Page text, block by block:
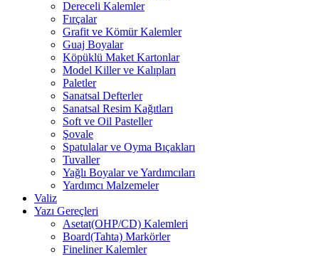
Dereceli Kalemler
Fırçalar
Grafit ve Kömür Kalemler
Guaj Boyalar
Köpüklü Maket Kartonlar
Model Killer ve Kalıpları
Paletler
Sanatsal Defterler
Sanatsal Resim Kağıtları
Soft ve Oil Pasteller
Şovale
Spatulalar ve Oyma Bıçakları
Tuvaller
Yağlı Boyalar ve Yardımcıları
Yardımcı Malzemeler
Valiz
Yazı Gereçleri
Asetat(OHP/CD) Kalemleri
Board(Tahta) Markörler
Fineliner Kalemler